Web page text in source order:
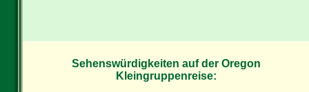
Sehenswürdigkeiten auf der Oregon
Kleingruppenreise: